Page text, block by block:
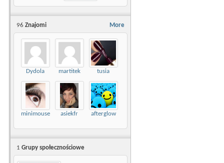
More
96 Znajomi
Dydola martitek tusia
minimouse asiekfr afterglow
1 Grupy społecznościowe